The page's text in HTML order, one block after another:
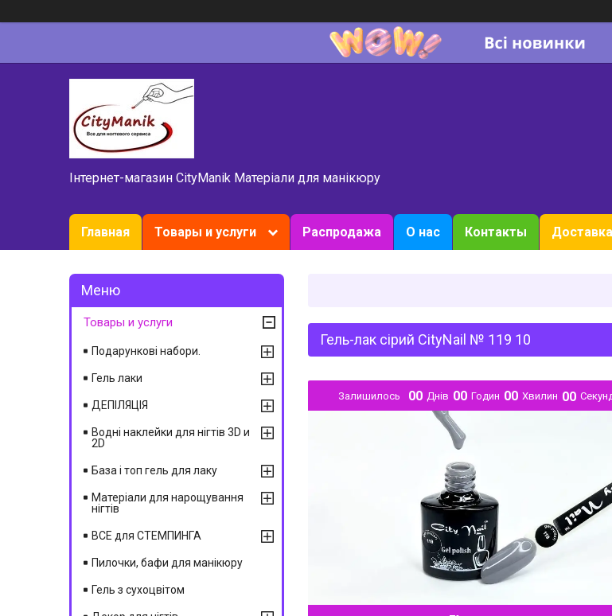
Інтернет-магазин CityManik Матеріали для манікюру
Главная Товары и услуги Распродажа О нас Контакты
Гель-лак сірий CityNail № 119 10
Залишилось 00 Днів 00 Годин 00 Хвилин 00
Товары и услуги
Подарункові набори.
Гель лаки
ДЕПІЛЯЦІЯ
Водні наклейки для нігтів 3D и
2D
База і топ гель для лаку
Матеріали для нарощування
нігтів
ВСЕ для СТЕМПИНГА
Пилочки, бафи для манікюру
Гель з сухоцвітом